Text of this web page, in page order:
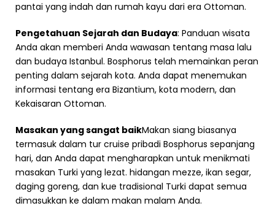
pantai yang indah dan rumah kayu dari era Ottoman.
Pengetahuan Sejarah dan Budaya: Panduan wisata
Anda akan memberi Anda wawasan tentang masa lalu
dan budaya Istanbul. Bosphorus telah memainkan peran
penting dalam sejarah kota. Anda dapat menemukan
informasi tentang era Bizantium, kota modern, dan
Kekaisaran Ottoman.
Masakan yang sangat baikMakan siang biasanya
termasuk dalam tur cruise pribadi Bosphorus sepanjang
hari, dan Anda dapat mengharapkan untuk menikmati
masakan Turki yang lezat. hidangan mezze, ikan segar,
daging goreng, dan kue tradisional Turki dapat semua
dimasukkan ke dalam makan malam Anda.